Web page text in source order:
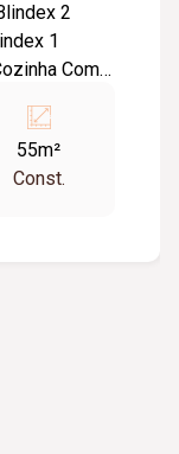
2
Com
55m²
Const.